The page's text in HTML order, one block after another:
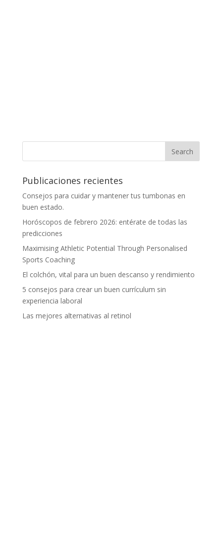
Publicaciones recientes
Consejos para cuidar y mantener tus tumbonas en
buen estado.
Horóscopos de febrero 2026: entérate de todas las
predicciones
Maximising Athletic Potential Through Personalised
Sports Coaching
El colchón, vital para un buen descanso y rendimiento
5 consejos para crear un buen currículum sin
experiencia laboral
Las mejores alternativas al retinol